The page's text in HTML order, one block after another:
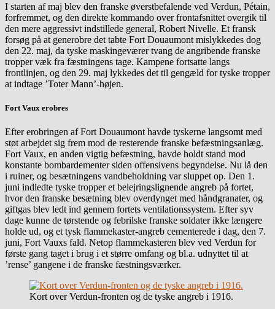
I starten af maj blev den franske øverstbefalende ved Verdun, Pétain,
forfremmet, og den direkte kommando over frontafsnittet overgik til
den mere aggressivt indstillede general, Robert Nivelle. Et fransk
forsøg på at generobre det tabte Fort Douaumont mislykkedes dog
den 22. maj, da tyske maskingeværer tvang de angribende franske
tropper væk fra fæstningens tage. Kampene fortsatte langs
frontlinjen, og den 29. maj lykkedes det til gengæld for tyske tropper
at indtage ’Toter Mann’-højen.
Fort Vaux erobres
Efter erobringen af Fort Douaumont havde tyskerne langsomt med
støt arbejdet sig frem mod de resterende franske befæstningsanlæg.
Fort Vaux, en anden vigtig befæstning, havde holdt stand mod
konstante bombardementer siden offensivens begyndelse. Nu lå den
i ruiner, og besætningens vandbeholdning var sluppet op. Den 1.
juni indledte tyske tropper et belejringslignende angreb på fortet,
hvor den franske besætning blev overdynget med håndgranater, og
giftgas blev ledt ind gennem fortets ventilationssystem. Efter syv
dage kunne de tørstende og febrilske franske soldater ikke længere
holde ud, og et tysk flammekaster-angreb cementerede i dag, den 7.
juni, Fort Vauxs fald. Netop flammekasteren blev ved Verdun for
første gang taget i brug i et større omfang og bl.a. udnyttet til at
’rense’ gangene i de franske fæstningsværker.
Kort over Verdun-fronten og de tyske angreb i 1916.